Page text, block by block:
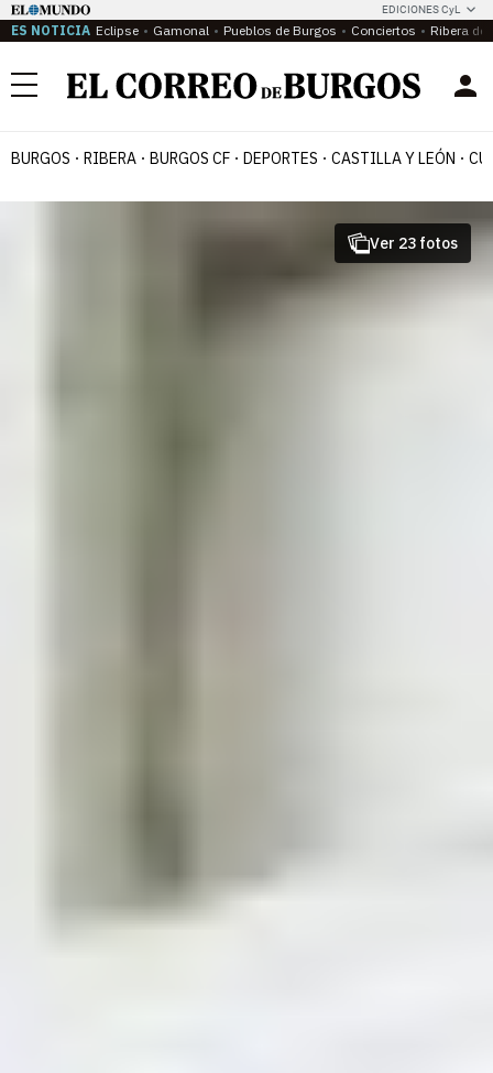
EDICIONES CyL
ES NOTICIA Eclipse Gamonal Pueblos de Burgos Conciertos Ribera del
Menú
BURGOS RIBERA BURGOS CF DEPORTES CASTILLA Y LEÓN
Ver 23 fotos